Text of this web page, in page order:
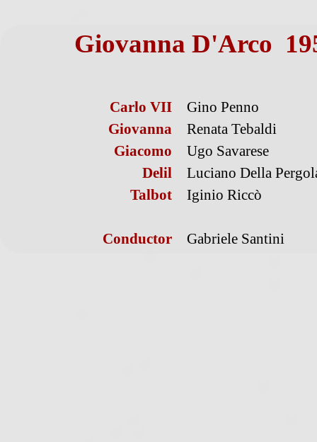
Giovanna D'Arco
Carlo VII
Gino Penno
Giovanna
Renata Tebaldi
Giacomo
Ugo Savarese
Delil
Luciano Della
Talbot
Iginio Riccò
Conductor Gabriele Santini